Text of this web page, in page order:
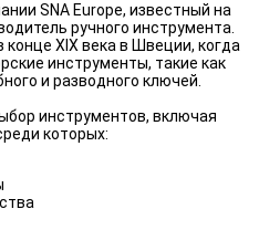
SNA Europe, известный на
ручного инструмента.
XIX века в Швеции, когда
инструменты, такие как
и разводного ключей.
инструментов, включая
которых: